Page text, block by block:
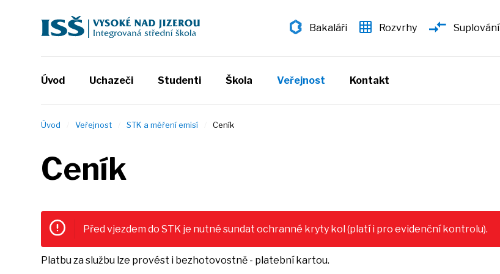
Bakaláři Rozvrhy Suplování
Úvod Uchazeči Studenti Škola Veřejnost Kontakt
Úvod Veřejnost STK a měření emisí Ceník
Ceník
Před vjezdem do STK je nutné sundat ochranné kryty kol (platí i pro evidenční kontrolu).
Platbu za službu lze provést i bezhotovostně - platební kartou.